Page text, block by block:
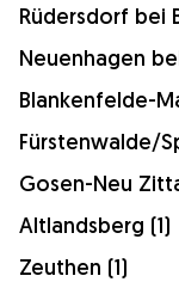
Rüdersdorf bei
Neuenhagen
Blankenfelde-
Fürstenwalde/
Gosen-Neu
Altlandsberg (1)
Zeuthen (1)